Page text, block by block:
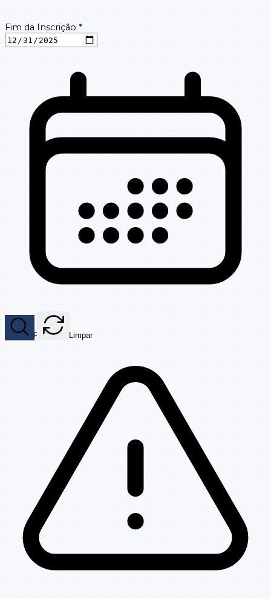
Fim da Inscrição *
Filtrar Limpar